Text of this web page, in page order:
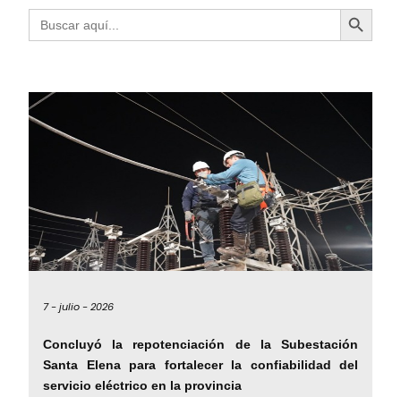
Buscar: Botón de búsqueda
7 -julio -2026
Concluyó la repotenciación de la Subestación
Santa Elena para fortalecer la confiabilidad del
servicio eléctrico en la provincia